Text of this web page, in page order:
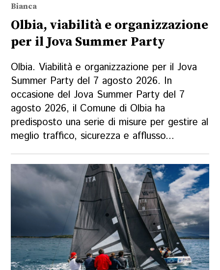
Bianca
Olbia, viabilità e organizzazione
per il Jova Summer Party
Olbia. Viabilità e organizzazione per il Jova
Summer Party del 7 agosto 2026. In
occasione del Jova Summer Party del 7
agosto 2026, il Comune di Olbia ha
predisposto una serie di misure per gestire al
meglio traffico, sicurezza e afflusso...